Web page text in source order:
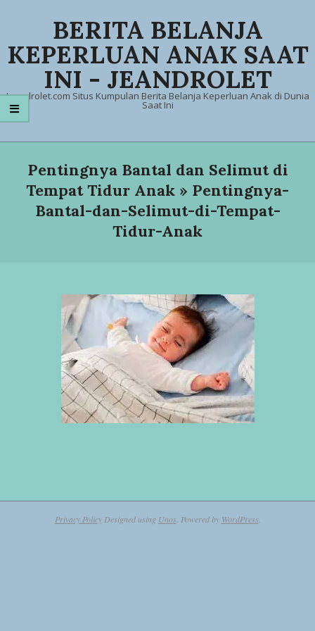
content
BERITA BELANJA
KEPERLUAN ANAK SAAT
INI - JEANDROLET
Jeandrolet.com Situs Kumpulan Berita Belanja Keperluan Anak di Dunia
Saat Ini
Primary
NavigationPentingnya Bantal dan Selimut di
Tempat Tidur Anak » Pentingnya-
Bantal-dan-Selimut-di-Tempat-
Tidur-Anak
12-
Privacy PolicyDesigned using Unos . Powered by WordPress